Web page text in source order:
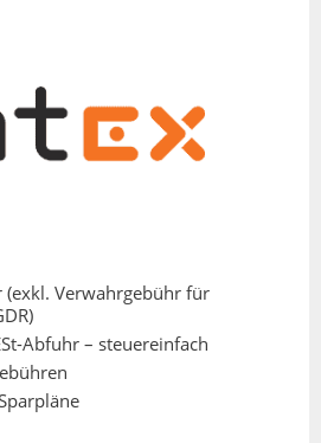
(exkl. Verwahrgebühr für
Abfuhr – steuereinfach